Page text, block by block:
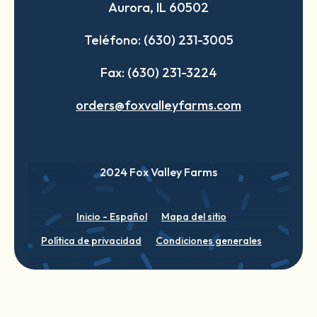
tab
tab
tab
Aurora, IL 60502
Teléfono: (630) 231-3005
Fax: (630) 231-3224
orders@foxvalleyfarms.com
2024 Fox Valley Farms
Inicio - Español
Mapa del sitio
Política de privacidad
Condiciones generales